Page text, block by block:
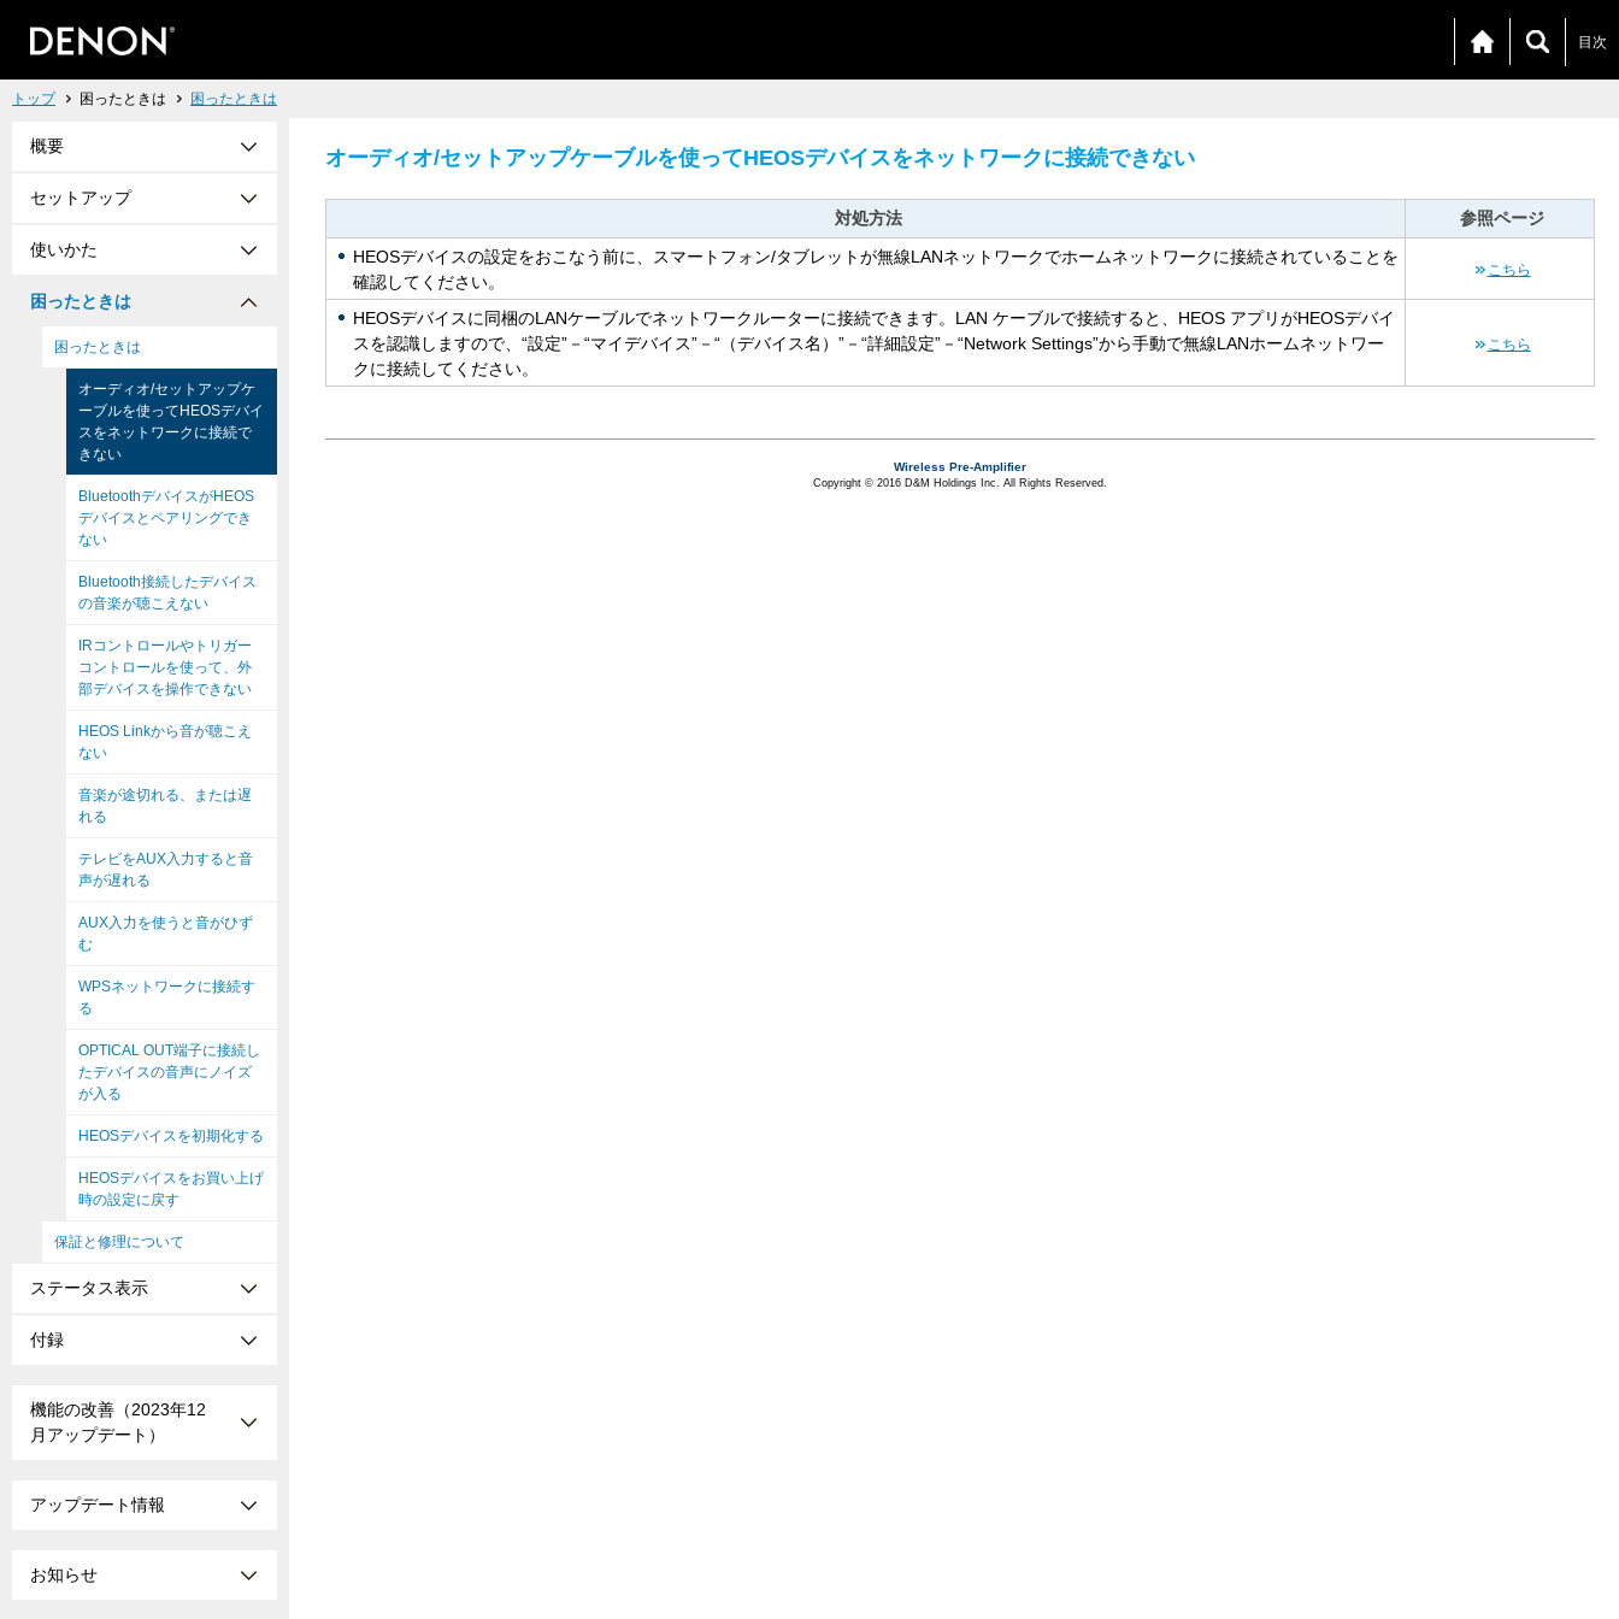
目次
トップ 困ったときは 困ったときは
概要
セットアップ
使いかた
困ったときは
困ったときは
オーディオ/セットアップケ
ーブルを使ってHEOSデバイ
スをネットワークに接続で
きない
BluetoothデバイスがHEOS
デバイスとペアリングでき
ない
Bluetooth接続したデバイス
の音楽が聴こえない
IRコントロールやトリガー
コントロールを使って、外
部デバイスを操作できない
HEOS Linkから音が聴こえ
ない
音楽が途切れる、または遅
れる
テレビをAUX入力すると音
声が遅れる
AUX入力を使うと音がひず
む
WPSネットワークに接続す
る
OPTICAL OUT端子に接続し
たデバイスの音声にノイズ
が入る
HEOSデバイスを初期化する
HEOSデバイスをお買い上げ
時の設定に戻す
保証と修理について
ステータス表示
付録
機能の改善（2023年12
月アップデート）
アップデート情報
お知らせ
オーディオ/セットアップケーブルを使ってHEOSデバイスをネットワークに接続できない
対処方法
参照ページ
HEOSデバイスの設定をおこなう前に、スマートフォン/タブレットが無線LANネットワークでホームネットワークに接続されていることを
確認してください。
こちら
HEOSデバイスに同梱のLANケーブルでネットワークルーターに接続できます。LAN ケーブルで接続すると、HEOS アプリがHEOSデバイ
スを認識しますので、“設定”－“マイデバイス”－“（デバイス名）”－“詳細設定”－“Network Settings”から手動で無線LANホームネットワー
クに接続してください。
こちら
Wireless Pre-Amplifier
Copyright © 2016 D&M Holdings Inc. All Rights Reserved.